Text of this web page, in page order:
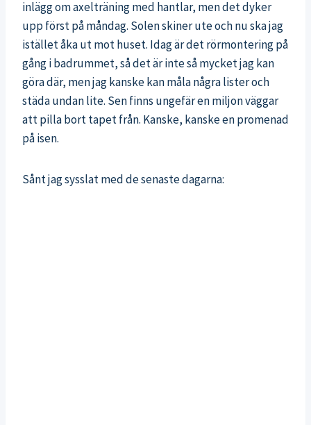
inlägg om axelträning med hantlar, men det dyker
upp först på måndag. Solen skiner ute och nu ska jag
istället åka ut mot huset. Idag är det rörmontering på
gång i badrummet, så det är inte så mycket jag kan
göra där, men jag kanske kan måla några lister och
städa undan lite. Sen finns ungefär en miljon väggar
att pilla bort tapet från. Kanske, kanske en promenad
på isen.
Sånt jag sysslat med de senaste dagarna: